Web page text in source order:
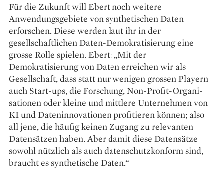
Für die Zukunft will Ebert noch weitere
Anwendungsgebiete von synthetischen Daten
erforschen. Diese werden laut ihr in der
gesellschaftlichen Daten-Demokratisierung eine
grosse Rolle spielen. Ebert: „Mit der
Demokratisierung von Daten erreichen wir als
Gesellschaft, dass statt nur wenigen grossen Playern
auch Start-ups, die Forschung, Non-Profit-Organi­
sationen oder kleine und mittlere Unternehmen von
KI und Daten­innovationen profitieren können; also
all jene, die häufig keinen Zugang zu relevanten
Datensätzen haben. Aber damit diese Datensätze
sowohl nützlich als auch datenschutzkonform sind,
braucht es synthetische Daten.“